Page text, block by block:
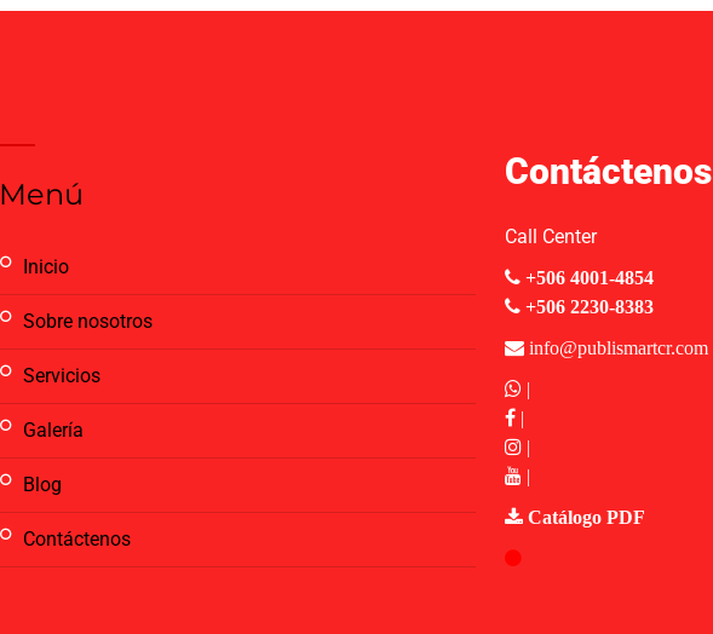
Menú
inicio
sobre nosotros
servicios
galería
blog
contáctenos
Contáctenos
Call Center
+506 4001-4854
+506 2230-8383
info@publismartcr.com
|
|
|
|
Catálogo PDF